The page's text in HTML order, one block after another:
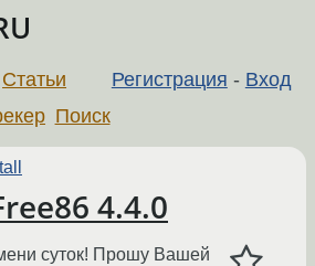
Регистрация - Вход
Статьи
Поиск
4.4.0
суток! Прошу Вашей